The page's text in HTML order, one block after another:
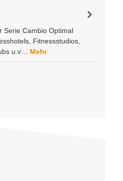
Serie Cambio Optimal
Fitnessstudios,
u.v… Mehr